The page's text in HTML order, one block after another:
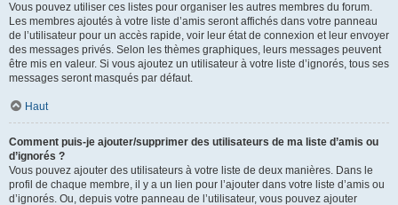
Vous pouvez utiliser ces listes pour organiser les autres membres du forum.
Les membres ajoutés à votre liste d’amis seront affichés dans votre panneau
de l’utilisateur pour un accès rapide, voir leur état de connexion et leur envoyer
des messages privés. Selon les thèmes graphiques, leurs messages peuvent
être mis en valeur. Si vous ajoutez un utilisateur à votre liste d’ignorés, tous ses
messages seront masqués par défaut.
Haut
Comment puis-je ajouter/supprimer des utilisateurs de ma liste d’amis ou
d’ignorés ?
Vous pouvez ajouter des utilisateurs à votre liste de deux manières. Dans le
profil de chaque membre, il y a un lien pour l’ajouter dans votre liste d’amis ou
d’ignorés. Ou, depuis votre panneau de l’utilisateur, vous pouvez ajouter